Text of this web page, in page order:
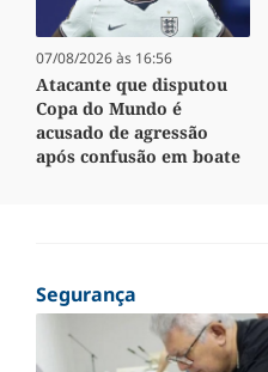
07/08/2026 às 16:56
Atacante que disputou
Copa do Mundo é
acusado de agressão
após confusão em boate
Segurança